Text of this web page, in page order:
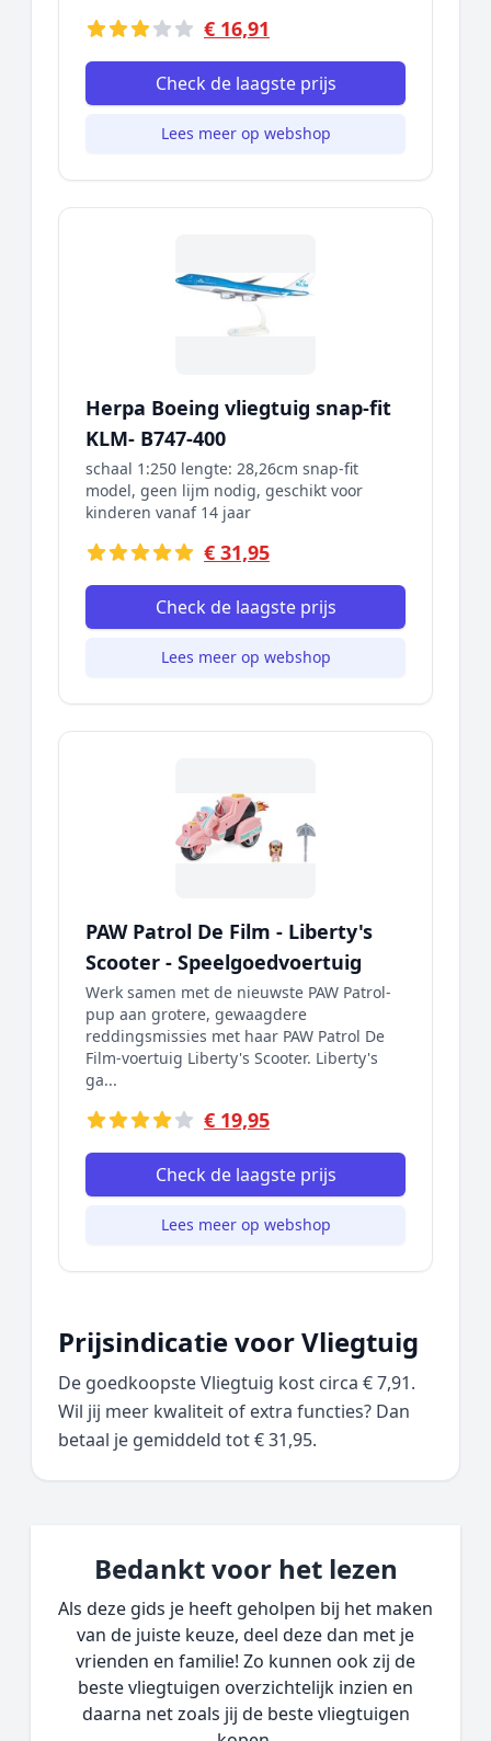
€ 16,91
Check de laagste prijs
Lees meer op webshop
Herpa Boeing vliegtuig snap-fit
KLM- B747-400
schaal 1:250 lengte: 28,26cm snap-fit
model, geen lijm nodig, geschikt voor
kinderen vanaf 14 jaar
€ 31,95
Check de laagste prijs
Lees meer op webshop
PAW Patrol De Film - Liberty's
Scooter - Speelgoedvoertuig
Werk samen met de nieuwste PAW Patrol-
pup aan grotere, gewaagdere
reddingsmissies met haar PAW Patrol De
Film-voertuig Liberty's Scooter. Liberty's
ga...
€ 19,95
Check de laagste prijs
Lees meer op webshop
Prijsindicatie voor Vliegtuig
De goedkoopste Vliegtuig kost circa € 7,91.
Wil jij meer kwaliteit of extra functies? Dan
betaal je gemiddeld tot € 31,95.
Bedankt voor het lezen
Als deze gids je heeft geholpen bij het maken
van de juiste keuze, deel deze dan met je
vrienden en familie! Zo kunnen ook zij de
beste vliegtuigen overzichtelijk inzien en
daarna net zoals jij de beste vliegtuigen